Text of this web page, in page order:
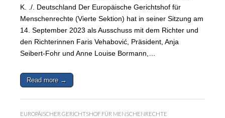
K. ./. Deutschland Der Europäische Gerichtshof für
Menschenrechte (Vierte Sektion) hat in seiner Sitzung am
14. September 2023 als Ausschuss mit dem Richter und
den Richterinnen Faris Vehabović, Präsident, Anja
Seibert-Fohr und Anne Louise Bormann,…
Read more →
EUROPÄISCHER GERICHTSHOF FÜR MENSCHENRECHTE